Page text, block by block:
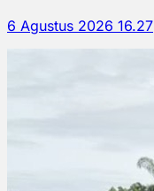
6 Agustus 2026 16.27